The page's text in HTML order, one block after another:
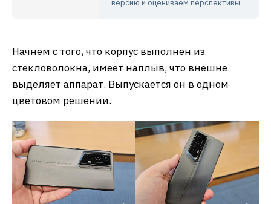
версию и оцениваем перспективы.
Начнем с того, что корпус выполнен из
стекловолокна, имеет наплыв, что внешне
выделяет аппарат. Выпускается он в одном
цветовом решении.